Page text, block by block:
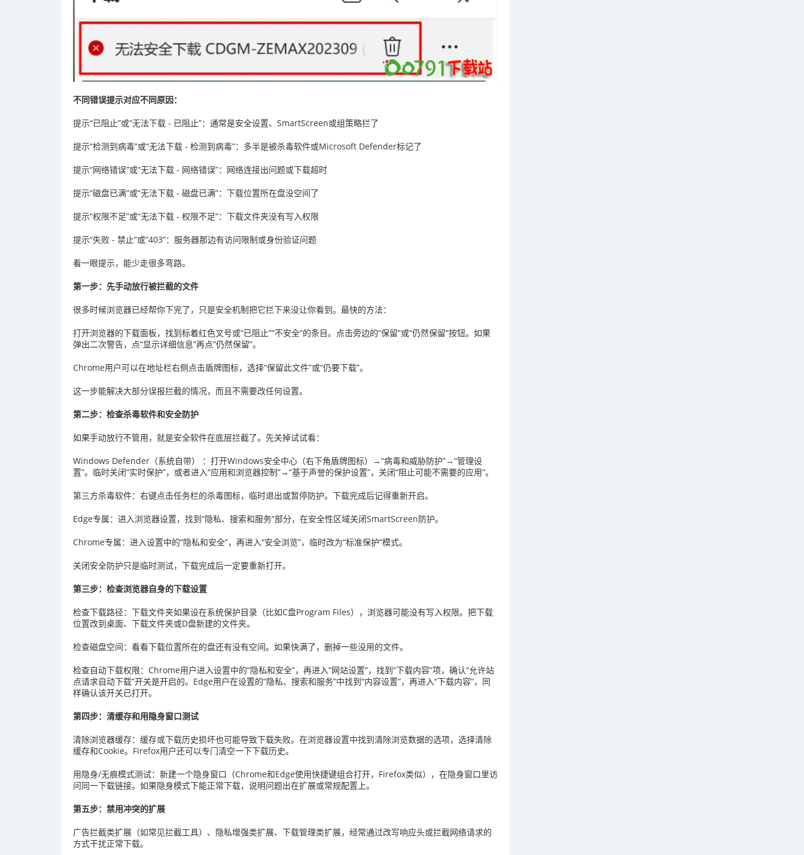
不同错误提示对应不同原因：
提示“已阻止”或“无法下载 - 已阻止”：通常是安全设置、SmartScreen或组策略拦了
提示“检测到病毒”或“无法下载 - 检测到病毒”：多半是被杀毒软件或Microsoft Defender标记了
提示“网络错误”或“无法下载 - 网络错误”：网络连接出问题或下载超时
提示“磁盘已满”或“无法下载 - 磁盘已满”：下载位置所在盘没空间了
提示“权限不足”或“无法下载 - 权限不足”：下载文件夹没有写入权限
提示“失败 - 禁止”或“403”：服务器那边有访问限制或身份验证问题
看一眼提示，能少走很多弯路。
第一步：先手动放行被拦截的文件
很多时候浏览器已经帮你下完了，只是安全机制把它拦下来没让你看到。最快的方法：
打开浏览器的下载面板，找到标着红色叉号或“已阻止”“不安全”的条目。点击旁边的“保留”或“仍然保留”按钮。如果
弹出二次警告，点“显示详细信息”再点“仍然保留”。
Chrome用户可以在地址栏右侧点击盾牌图标，选择“保留此文件”或“仍要下载”。
这一步能解决大部分误报拦截的情况，而且不需要改任何设置。
第二步：检查杀毒软件和安全防护
如果手动放行不管用，就是安全软件在底层拦截了。先关掉试试看：
Windows Defender（系统自带） ：打开Windows安全中心（右下角盾牌图标）→“病毒和威胁防护”→“管理设
置”。临时关闭“实时保护”，或者进入“应用和浏览器控制”→“基于声誉的保护设置”，关闭“阻止可能不需要的应用”。
第三方杀毒软件：右键点击任务栏的杀毒图标，临时退出或暂停防护。下载完成后记得重新开启。
Edge专属：进入浏览器设置，找到“隐私、搜索和服务”部分，在安全性区域关闭SmartScreen防护。
Chrome专属：进入设置中的“隐私和安全”，再进入“安全浏览”，临时改为“标准保护”模式。
关闭安全防护只是临时测试，下载完成后一定要重新打开。
第三步：检查浏览器自身的下载设置
检查下载路径：下载文件夹如果设在系统保护目录（比如C盘Program Files），浏览器可能没有写入权限。把下载
位置改到桌面、下载文件夹或D盘新建的文件夹。
检查磁盘空间：看看下载位置所在的盘还有没有空间。如果快满了，删掉一些没用的文件。
检查自动下载权限：Chrome用户进入设置中的“隐私和安全”，再进入“网站设置”，找到“下载内容”项，确认“允许站
点请求自动下载”开关是开启的。Edge用户在设置的“隐私、搜索和服务”中找到“内容设置”，再进入“下载内容”，同
样确认该开关已打开。
第四步：清缓存和用隐身窗口测试
清除浏览器缓存：缓存或下载历史损坏也可能导致下载失败。在浏览器设置中找到清除浏览数据的选项，选择清除
缓存和Cookie。Firefox用户还可以专门清空一下下载历史。
用隐身/无痕模式测试：新建一个隐身窗口（Chrome和Edge使用快捷键组合打开，Firefox类似），在隐身窗口里访
问同一下载链接。如果隐身模式下能正常下载，说明问题出在扩展或常规配置上。
第五步：禁用冲突的扩展
广告拦截类扩展（如常见拦截工具）、隐私增强类扩展、下载管理类扩展，经常通过改写响应头或拦截网络请求的
方式干扰正常下载。